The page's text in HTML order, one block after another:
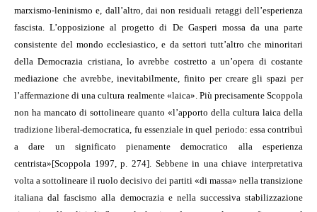
marxismo-leninismo e, dall’altro, dai non residuali retaggi dell’esperienza
fascista. L’opposizione al progetto di De Gasperi mossa da una parte
consistente del mondo ecclesiastico, e da settori tutt’altro che minoritari
della Democrazia cristiana, lo avrebbe costretto a un’opera di costante
mediazione che avrebbe, inevitabilmente, finito per creare gli spazi per
l’affermazione di una cultura realmente «laica». Più precisamente Scoppola
non ha mancato di sottolineare quanto «l’apporto della cultura laica della
tradizione liberal-democratica, fu essenziale in quel periodo: essa contribuì
a dare un significato pienamente democratico alla esperienza
centrista»[Scoppola 1997, p. 274]. Sebbene in una chiave interpretativa
volta a sottolineare il ruolo decisivo dei partiti «di massa» nella transizione
italiana dal fascismo alla democrazia e nella successiva stabilizzazione